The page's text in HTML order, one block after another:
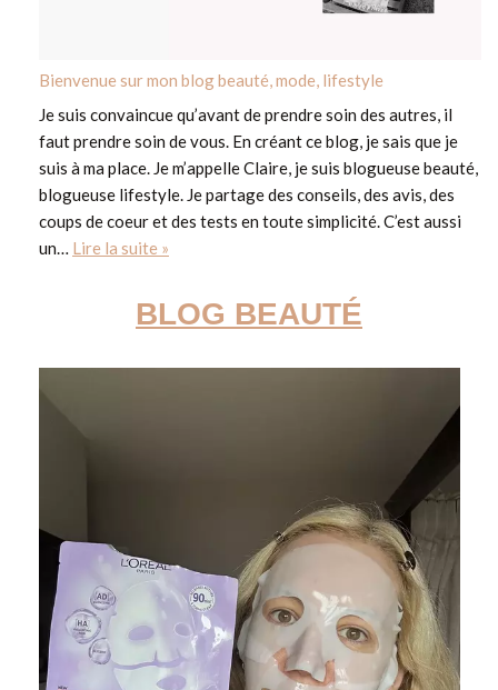
Bienvenue sur mon blog beauté, mode, lifestyle
Je suis convaincue qu’avant de prendre soin des autres, il
faut prendre soin de vous. En créant ce blog, je sais que je
suis à ma place. Je m’appelle Claire, je suis blogueuse beauté,
blogueuse lifestyle. Je partage des conseils, des avis, des
coups de coeur et des tests en toute simplicité. C’est aussi
un… Lire la suite »
BLOG BEAUTÉ